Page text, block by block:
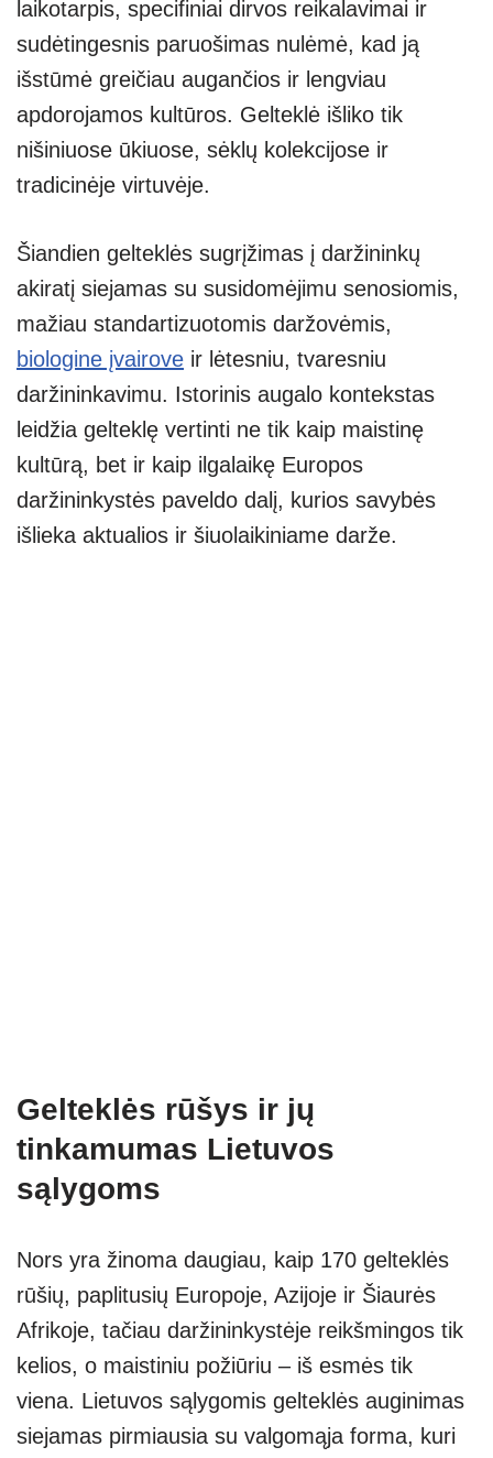
laikotarpis, specifiniai dirvos reikalavimai ir
sudėtingesnis paruošimas nulėmė, kad ją
išstūmė greičiau augančios ir lengviau
apdorojamos kultūros. Gelteklė išliko tik
nišiniuose ūkiuose, sėklų kolekcijose ir
tradicinėje virtuvėje.
Šiandien gelteklės sugrįžimas į daržininkų
akiratį siejamas su susidomėjimu senosiomis,
mažiau standartizuotomis daržovėmis,
biologine įvairove ir lėtesniu, tvaresniu
daržininkavimu. Istorinis augalo kontekstas
leidžia gelteklę vertinti ne tik kaip maistinę
kultūrą, bet ir kaip ilgalaikę Europos
daržininkystės paveldo dalį, kurios savybės
išlieka aktualios ir šiuolaikiniame darže.
Gelteklės rūšys ir jų
tinkamumas Lietuvos
sąlygoms
Nors yra žinoma daugiau, kaip 170 gelteklės
rūšių, paplitusių Europoje, Azijoje ir Šiaurės
Afrikoje, tačiau daržininkystėje reikšmingos tik
kelios, o maistiniu požiūriu – iš esmės tik
viena. Lietuvos sąlygomis gelteklės auginimas
siejamas pirmiausia su valgomąja forma, kuri